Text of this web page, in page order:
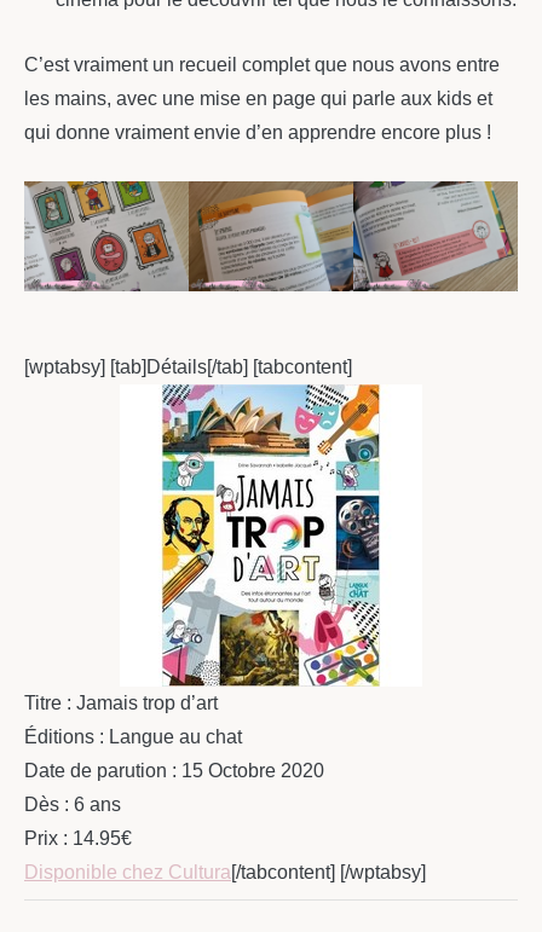
C’est vraiment un recueil complet que nous avons entre
les mains, avec une mise en page qui parle aux kids et
qui donne vraiment envie d’en apprendre encore plus !
[wptabsy] [tab]Détails[/tab] [tabcontent]
Titre : Jamais trop d’art
Éditions : Langue au chat
Date de parution : 15 Octobre 2020
Dès : 6 ans
Prix : 14.95€
Disponible chez Cultura[/tabcontent] [/wptabsy]